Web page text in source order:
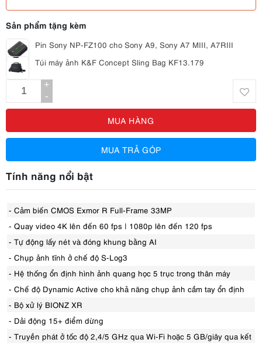
Sản phẩm tặng kèm
Pin Sony NP-FZ100 cho Sony A9, Sony A7 MIII, A7RIII
Túi máy ảnh K&F Concept Sling Bag KF13.179
+
-
MUA HÀNG
MUA TRẢ GÓP
Tính năng nổi bật
- Cảm biến CMOS Exmor R Full-Frame 33MP
- Quay video 4K lên đến 60 fps | 1080p lên đến 120 fps
- Tự động lấy nét và đóng khung bằng AI
- Chụp ảnh tĩnh ở chế độ S-Log3
- Hệ thống ổn định hình ảnh quang học 5 trục trong thân máy
- Chế độ Dynamic Active cho khả năng chụp ảnh cầm tay ổn định
- Bộ xử lý BIONZ XR
- Dải động 15+ điểm dừng
- Truyền phát ở tốc độ 2,4/5 GHz qua Wi-Fi hoặc 5 GB/giây qua kết